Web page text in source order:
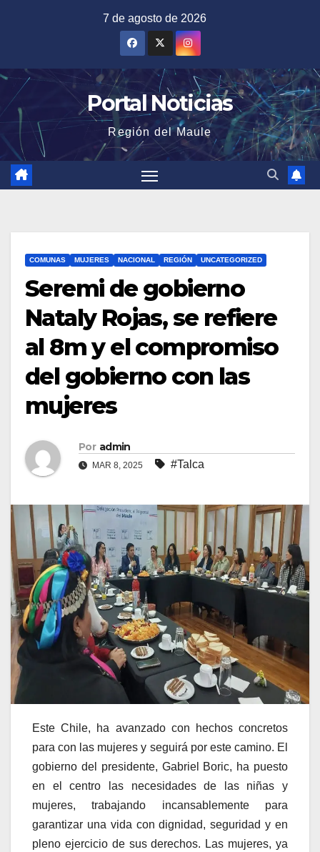
7 de agosto de 2026
Portal Noticias
Región del Maule
COMUNAS MUJERES NACIONAL REGIÓN UNCATEGORIZED
Seremi de gobierno
Nataly Rojas, se refiere
al 8m y el compromiso
del gobierno con las
mujeres
Por admin
MAR 8, 2025 #Talca
Este Chile, ha avanzado con hechos concretos
para con las mujeres y seguirá por este camino. El
gobierno del presidente, Gabriel Boric, ha puesto
en el centro las necesidades de las niñas y
mujeres, trabajando incansablemente para
garantizar una vida con dignidad, seguridad y en
pleno ejercicio de sus derechos. Las mujeres, ya